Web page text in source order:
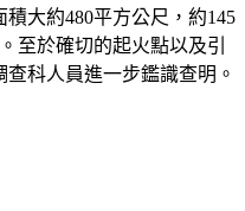
大約480平方公尺，約145
至於確切的起火點以及引
科人員進一步鑑識查明。